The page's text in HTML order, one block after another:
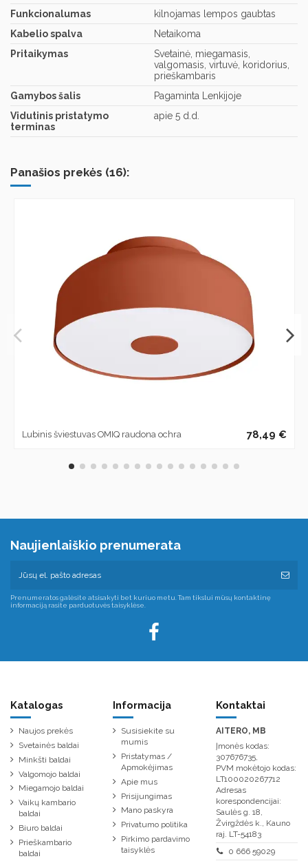
Funkcionalumas
kilnojamas lempos gaubtas
Kabelio spalva
Netaikoma
Pritaikymas
Svetainė, miegamasis,
valgomasis, virtuvė, koridorius,
prieškambaris
Gamybos šalis
Pagaminta Lenkijoje
Vidutinis pristatymo
terminas
apie 5 d.d.
Panašios prekės (16):
Lubinis šviestuvas OMIQ raudona ochra 78,49 €
Naujienlaiškio prenumerata
Prenumeratos galėsite atsisakyti bet kuriuo metu. Tam tikslui mūsų kontaktinę
informaciją rasite parduotuvės taisyklėse.
Katalogas
Naujos prekės
Svetainės baldai
Minkšti baldai
Valgomojo baldai
Miegamojo baldai
Vaikų kambario
baldai
Biuro baldai
Prieškambario
baldai
Informacija
Susisiekite su
mumis
Pristatymas /
Apmokėjimas
Apie mus
Prisijungimas
Mano paskyra
Privatumo politika
Pirkimo pardavimo
taisyklės
Kontaktai
AITERO, MB
Įmonės kodas:
307676735,
PVM mokėtojo kodas:
LT100020267712
Adresas
korespondencijai:
Saulės g. 18,
Žvirgždės k., Kauno
raj. LT-54183
0 666 59029